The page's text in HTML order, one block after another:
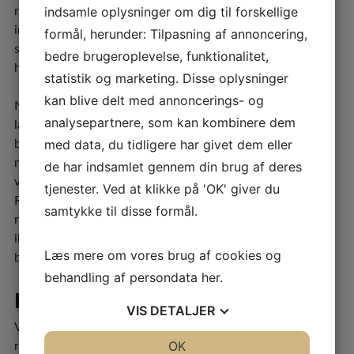
reparere vandrør eller gulvvarme direkte, så du undgår at
inddrage flere håndværkere. Det kan være alt fra en utæt
samling i et badeværelse til en defekt gulvvarmeslange,
hvor vi åbner det præcise sted og udskifter delen.
Når lækagen er fundet, udbedrer vi skaden og laver en
lækagerapport. Rapporten indeholder billeder og
beskrivelser af, hvad der er observeret og gjort. Vi
markerer også, hvor håndværkere kan åbne gulve eller
vægge, og noterer, hvad der sandsynligvis skal repareres.
Rapporten er et krav hos forsikringsselskaber og gør det
nemmere for dig at få dækket eventuelle skader. Har du
ikke forsikring, kan vi tilbyde en kortere rapport uden
billeder.
Lækagesporing af pools
Vi tilbyder også lækagesporing af pools i Nordsjælland og
resten af Sjælland. Vi undersøger tryksiden og
indsamle oplysninger om dig til forskellige
formål, herunder: Tilpasning af annoncering,
bedre brugeroplevelse, funktionalitet,
statistik og marketing. Disse oplysninger
kan blive delt med annoncerings- og
analysepartnere, som kan kombinere dem
med data, du tidligere har givet dem eller
de har indsamlet gennem din brug af deres
tjenester. Ved at klikke på 'OK' giver du
samtykke til disse formål.
Læs mere om vores brug af cookies og
behandling af persondata her.
VIS DETALJER
OK